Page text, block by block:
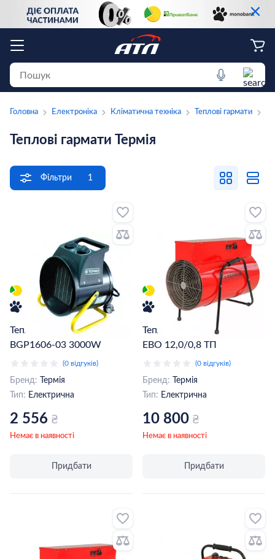
×
Головна Електроніка Кліматична техніка Теплові гармати
Теплові гармати Термія
Фільтри 1
Теплова гармата Термія
BGP1606-03 3000W
(0 відгуків)
Бренд:
Термія
Тип: Електрична
2 556 ₴
Немає в наявності
Придбати
Теплова гармата Термія АТ
ЕВО 12,0/0,8 ТП
(0 відгуків)
Бренд:
Термія
Тип: Електрична
10 800 ₴
Немає в наявності
Придбати